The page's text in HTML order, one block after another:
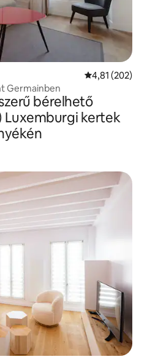
Átlagos
4,81 (202)
Germainben
bérelhető
Luxemburgi kertek